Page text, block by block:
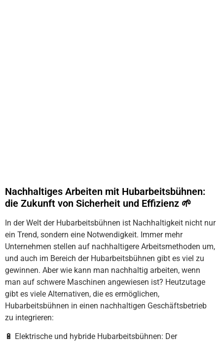
Nachhaltiges Arbeiten mit Hubarbeitsbühnen:
die Zukunft von Sicherheit und Effizienz 🌱
In der Welt der Hubarbeitsbühnen ist Nachhaltigkeit nicht nur
ein Trend, sondern eine Notwendigkeit. Immer mehr
Unternehmen stellen auf nachhaltigere Arbeitsmethoden um,
und auch im Bereich der Hubarbeitsbühnen gibt es viel zu
gewinnen. Aber wie kann man nachhaltig arbeiten, wenn
man auf schwere Maschinen angewiesen ist? Heutzutage
gibt es viele Alternativen, die es ermöglichen,
Hubarbeitsbühnen in einen nachhaltigen Geschäftsbetrieb
zu integrieren:
🔋 Elektrische und hybride Hubarbeitsbühnen: Der